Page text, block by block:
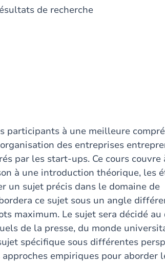
de recherche
participants à une meilleure
des entreprises
par les start-ups. Ce cours couvre
à une introduction théorique, les
un sujet précis dans le domaine de
ce sujet sous un angle
maximum. Le sujet sera décidé
de la presse, du monde
spécifique sous différentes
empiriques pour aborder